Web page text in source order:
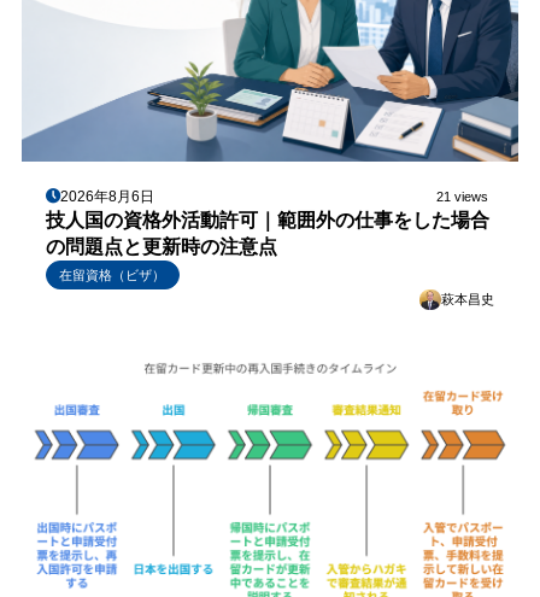
2026年8月6日 21 views
技人国の資格外活動許可｜範囲外の仕事をした場合
の問題点と更新時の注意点
在留資格（ビザ）
萩本昌史